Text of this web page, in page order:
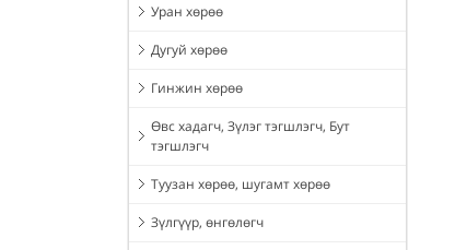
Уран хөрөө
Дугуй хөрөө
Гинжин хөрөө
Өвс хадагч, Зүлэг тэгшлэгч, Бут
тэгшлэгч
Туузан хөрөө, шугамт хөрөө
Зүлгүүр, өнгөлөгч